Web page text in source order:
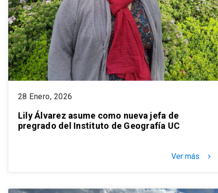
28 Enero, 2026
Lily Álvarez asume como nueva jefa de
pregrado del Instituto de Geografía UC
Ver más keyboard_arrow_right